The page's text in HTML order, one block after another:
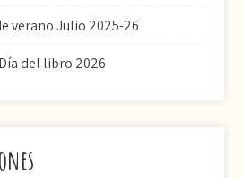
verano Julio 2025-26
del libro 2026